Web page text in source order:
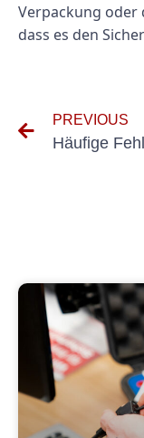
Verpackung oder
dass es den
PREVIOUS